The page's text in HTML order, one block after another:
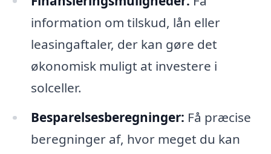
information om tilskud, lån eller
leasingaftaler, der kan gøre det
økonomisk muligt at investere i
solceller.
Besparelsesberegninger: Få præcise
beregninger af, hvor meget du kan